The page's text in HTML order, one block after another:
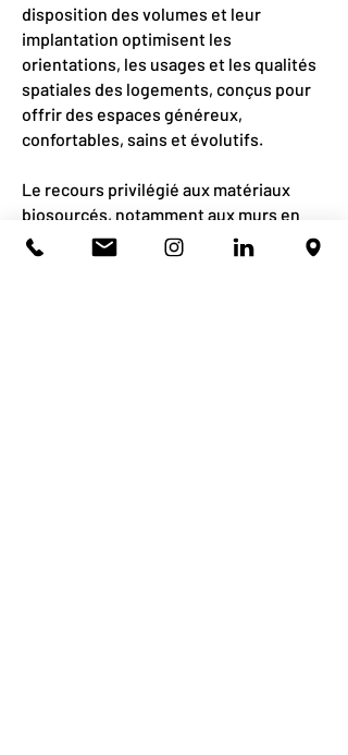
disposition des volumes et leur
implantation optimisent les
orientations, les usages et les qualités
spatiales des logements, conçus pour
offrir des espaces généreux,
confortables, sains et évolutifs.
Le recours privilégié aux matériaux
biosourcés, notamment aux murs en
ossature bois, inscrit l'opération dans
une démarche constructive